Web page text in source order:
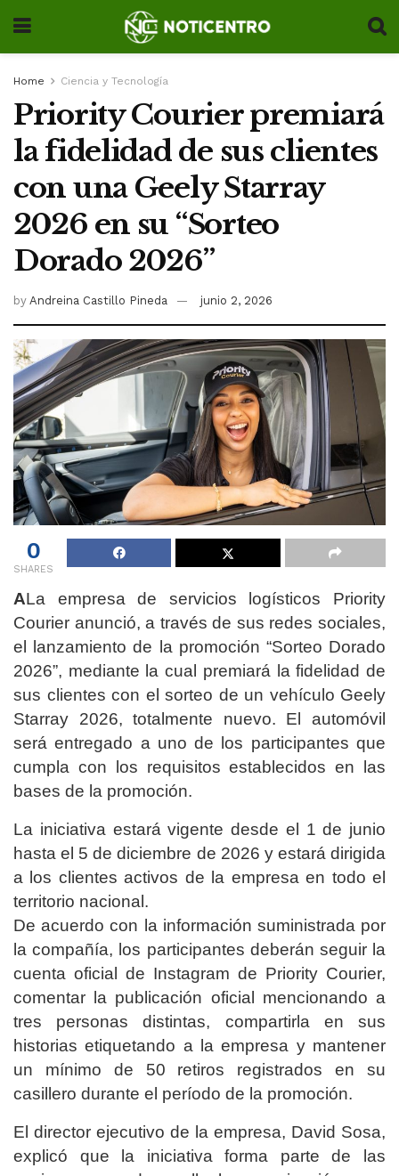
Home Ciencia y Tecnología
Priority Courier premiará
la fidelidad de sus clientes
con una Geely Starray
2026 en su “Sorteo
Dorado 2026”
by Andreina Castillo Pineda junio 2, 2026
0
SHARES
ALa empresa de servicios logísticos Priority
Courier anunció, a través de sus redes sociales,
el lanzamiento de la promoción “Sorteo Dorado
2026”, mediante la cual premiará la fidelidad de
sus clientes con el sorteo de un vehículo Geely
Starray 2026, totalmente nuevo. El automóvil
será entregado a uno de los participantes que
cumpla con los requisitos establecidos en las
bases de la promoción.
La iniciativa estará vigente desde el 1 de junio
hasta el 5 de diciembre de 2026 y estará dirigida
a los clientes activos de la empresa en todo el
territorio nacional.
De acuerdo con la información suministrada por
la compañía, los participantes deberán seguir la
cuenta oficial de Instagram de Priority Courier,
comentar la publicación oficial mencionando a
tres personas distintas, compartirla en sus
historias etiquetando a la empresa y mantener
un mínimo de 50 retiros registrados en su
casillero durante el período de la promoción.
El director ejecutivo de la empresa, David Sosa,
explicó que la iniciativa forma parte de las